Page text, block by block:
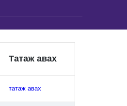
Татаж авах
татаж авах